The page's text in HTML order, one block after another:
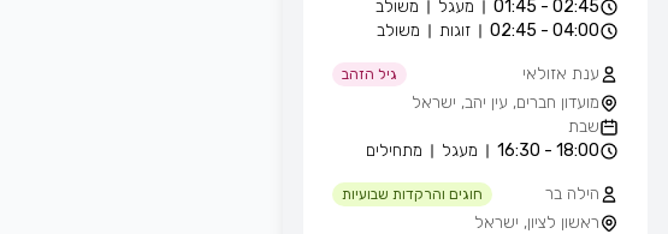
02:45 - 01:45
מעגל
משולב
04:00 - 02:45
זוגות משולב
ענת אזולאי גיל הזהב
מועדון חברים, עין יהב, ישראל
שבת
18:00 - 16:30
מעגל מתחילים
הילה בר חוגים והרקדות שבועיות
ראשון לציון, ישראל